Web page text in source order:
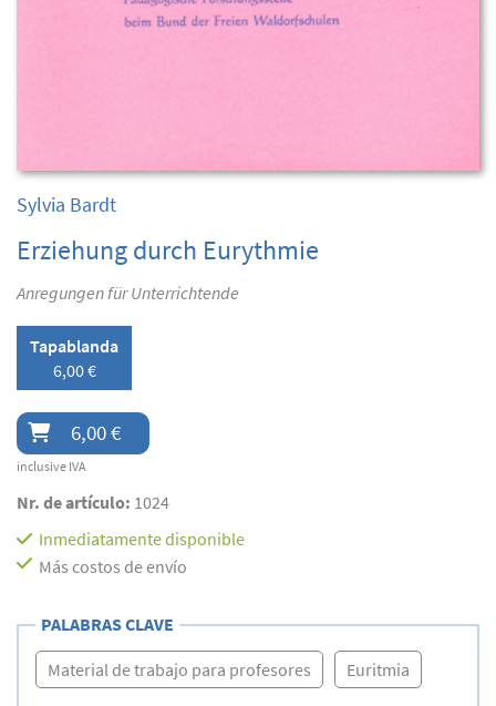
Sylvia Bardt
Erziehung durch Eurythmie
Anregungen für Unterrichtende
Tapablanda
6,00 €
6,00 €
inclusive IVA
Nr. de artículo: 1024
Inmediatamente disponible
Más costos de envío
PALABRAS CLAVE
Material de trabajo para profesores Euritmia